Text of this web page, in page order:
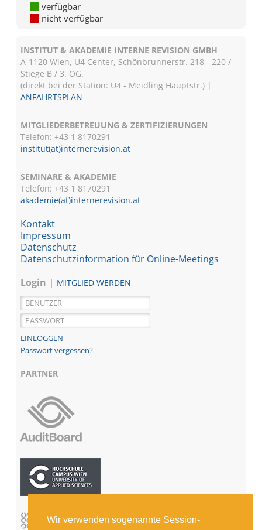
Wir verwenden sogenannte Session-
verfügbar
nicht verfügbar
INSTITUT & AKADEMIE INTERNE REVISION GMBH
A-1120 Wien, U4 Center, Schönbrunnerstr. 218 - 220 /
Stiege B / 3. OG.
(direkt bei der Station: U4 - Meidling Hauptstr.) |
ANFAHRTSPLAN
MITGLIEDERBETREUUNG & ZERTIFIZIERUNGEN
Telefon: +43 1 8170291
institut(at)internerevision.at
SEMINARE & AKADEMIE
Telefon: +43 18170291
akademie(at)internerevision.at
Kontakt
Impressum
Datenschutz
Datenschutzinformation für Online-Meetings
Login
MITGLIED WERDEN
Passwort vergessen?
PARTNER